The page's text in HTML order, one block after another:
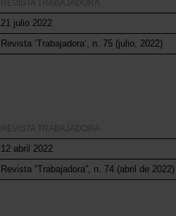
REVISTA TRABAJADORA
21 julio 2022
Revista ‘Trabajadora’, n. 75 (julio, 2022)
REVISTA TRABAJADORA
12 abril 2022
Revista “Trabajadora”, n. 74 (abril de 2022)